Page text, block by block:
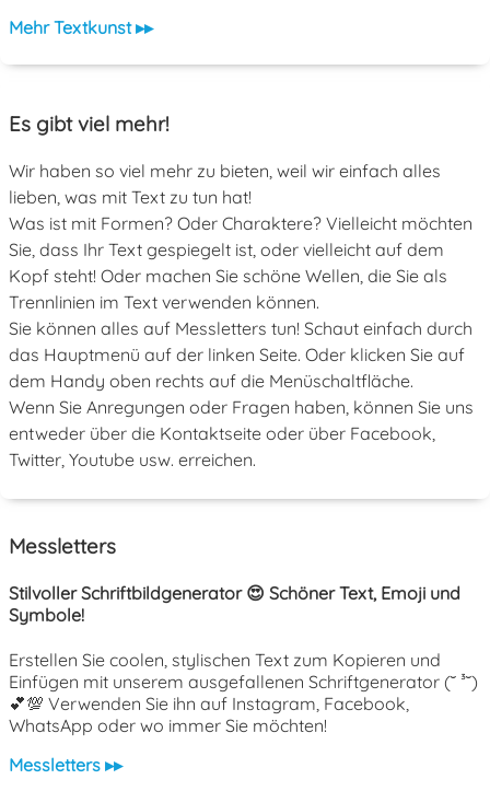
Mehr Textkunst ▸▸
Es gibt viel mehr!
Wir haben so viel mehr zu bieten, weil wir einfach alles
lieben, was mit Text zu tun hat!
Was ist mit Formen? Oder Charaktere? Vielleicht möchten
Sie, dass Ihr Text gespiegelt ist, oder vielleicht auf dem
Kopf steht! Oder machen Sie schöne Wellen, die Sie als
Trennlinien im Text verwenden können.
Sie können alles auf Messletters tun! Schaut einfach durch
das Hauptmenü auf der linken Seite. Oder klicken Sie auf
dem Handy oben rechts auf die Menüschaltfläche.
Wenn Sie Anregungen oder Fragen haben, können Sie uns
entweder über die Kontaktseite oder über Facebook,
Twitter, Youtube usw. erreichen.
Messletters
Stilvoller Schriftbildgenerator 😍 Schöner Text, Emoji und
Symbole!
Erstellen Sie coolen, stylischen Text zum Kopieren und
Einfügen mit unserem ausgefallenen Schriftgenerator (˘ ³˘)
💕💯 Verwenden Sie ihn auf Instagram, Facebook,
WhatsApp oder wo immer Sie möchten!
Messletters ▸▸